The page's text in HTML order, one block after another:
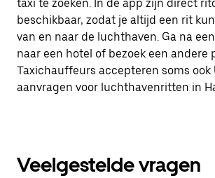
taxi te zoeken. In de app zijn direct
beschikbaar, zodat je altijd een rit
van en naar de luchthaven. Ga na
naar een hotel of bezoek een andere
Taxichauffeurs accepteren soms ook
aanvragen voor luchthavenritten in
Veelgestelde vragen